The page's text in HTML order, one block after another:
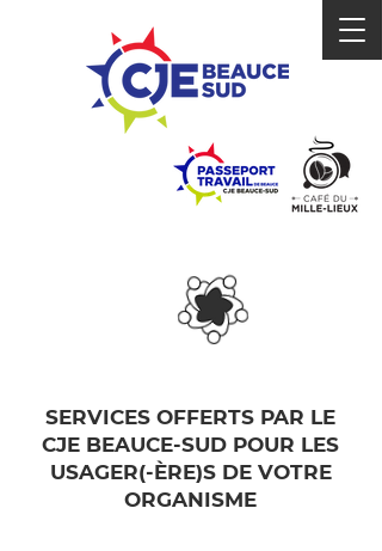
SERVICES OFFERTS PAR LE
CJE BEAUCE-SUD POUR LES
USAGER(-ÈRE)S DE VOTRE
ORGANISME